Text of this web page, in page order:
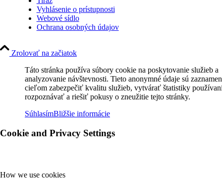
Vyhlásenie o prístupnosti
Webové sídlo
Ochrana osobných údajov
Zrolovať na začiatok
Táto stránka používa súbory cookie na poskytovanie služieb a
analyzovanie návštevnosti. Tieto anonymné údaje sú
cieľom zabezpečiť kvalitu služieb, vytvárať štatistiky
rozpoznávať a riešiť pokusy o zneužitie tejto stránky.
SúhlasímBližšie informácie
Cookie and Privacy Settings
How we use cookies